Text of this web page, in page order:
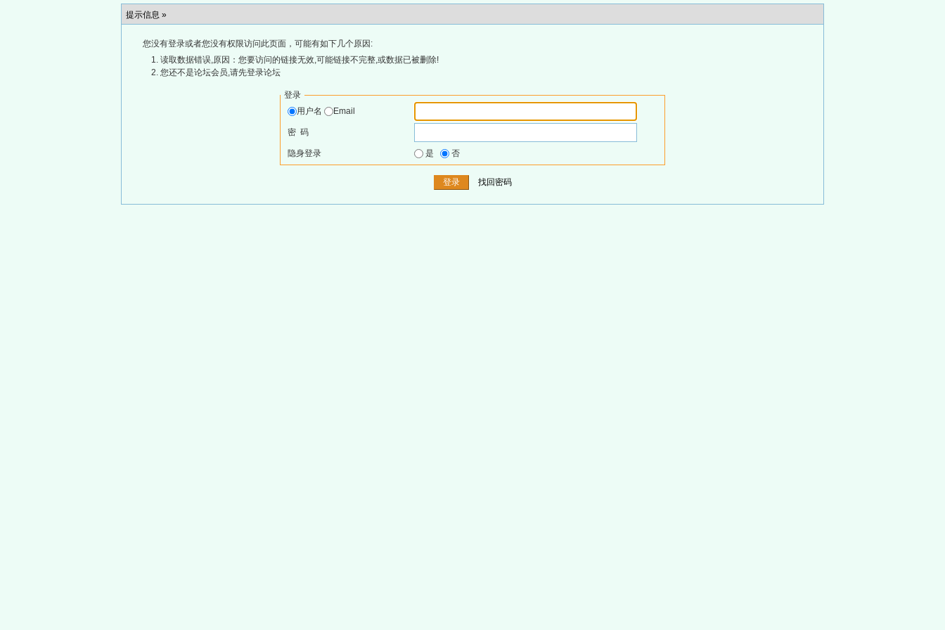
提示信息 »
您没有登录或者您没有权限访问此页面，可能有如下几个原因:
读取数据错误,原因：您要访问的链接无效,可能链接不完整,或数据已被删除!
您还不是论坛会员,请先登录论坛
登录
用户名
Email
密 码
隐身登录 是 否
找回密码